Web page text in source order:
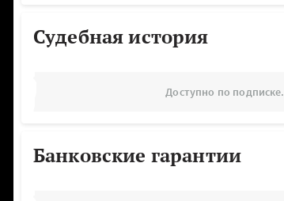
Судебная история
Доступно по подписке.
Банковские гарантии